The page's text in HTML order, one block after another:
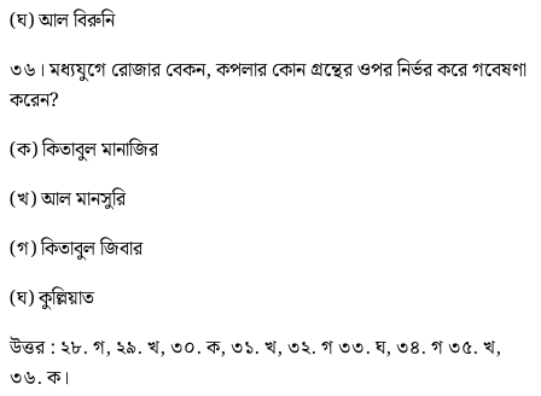
(ঘ) আল বিরুনি
৩৬। মধ্যযুগে রোজার বেকন, কপলার কোন গ্রন্থের ওপর নির্ভর করে গবেষণা
করেন?
(ক) কিতাবুল মানাজির
(খ) আল মানসুরি
(গ) কিতাবুল জিবার
(ঘ) কুল্লিয়াত
উত্তর : ২৮. গ, ২৯. খ, ৩০. ক, ৩১. খ, ৩২. গ ৩৩. ঘ, ৩৪. গ ৩৫. খ,
৩৬. ক।